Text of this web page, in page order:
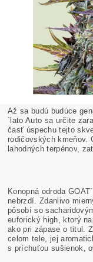
Až sa budú budúce
´lato Auto sa určite
časť úspechu tejto
rodičovských kmeňov.
lahodných terpénov,
Konopná odroda
nebrzdí. Zdanlivo
pôsobí so
euforický high, ktorý
ako pri zápase o titul.
celom tele, jej
s príchuťou sušienok,